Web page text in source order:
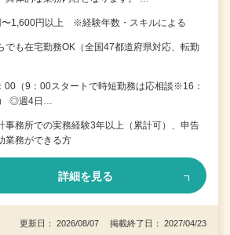
〜1,600円以上 ※経験年数・スキルによる
でも在宅勤務OK（全国47都道府県対応、転勤
00（9：00スタートで時短勤務は応相談※16：
◎週4日…
事務所での実務経験3年以上（累計可）、申告
業務ができる方
詳細を見る
更新日： 2026/08/07 掲載終了日： 2027/04/23